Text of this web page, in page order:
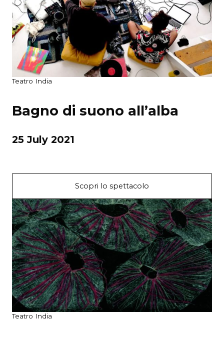
Teatro India
Bagno di suono all’alba
25 July 2021
Scopri lo spettacolo
Teatro India